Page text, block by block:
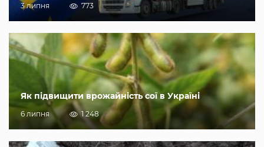
3 липня 773
Як підвищити врожайність сої в Україні
6 липня 1 248